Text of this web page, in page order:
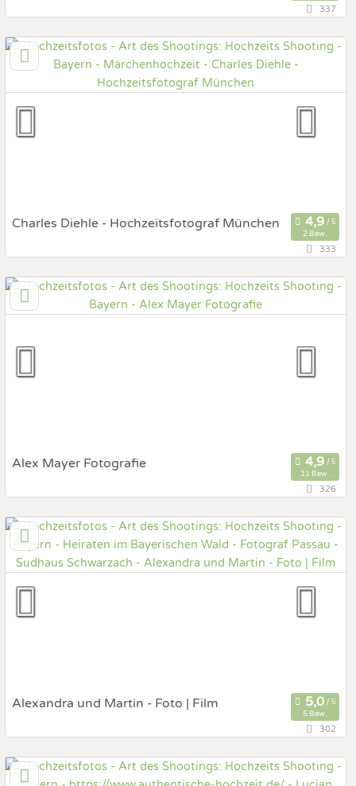
Art des Shootings:
Prewedding Shooting
Hochzeits Shooting
Fotostory
Fotobox mit Zubehör
337
Charles Diehle - Hochzeitsfotograf München
2 Bew.
Art des Shootings:
Prewedding Shooting
Hochzeits Shooting
Fotostory
Fotobox mit Zubehör
333
Alex Mayer Fotografie
11 Bew.
Art des Shootings:
Prewedding Shooting
Hochzeits Shooting
Fotostory
Fotobox mit Zubehör
326
Alexandra und Martin - Foto | Film
5 Bew.
Art des Shootings:
Prewedding Shooting
302